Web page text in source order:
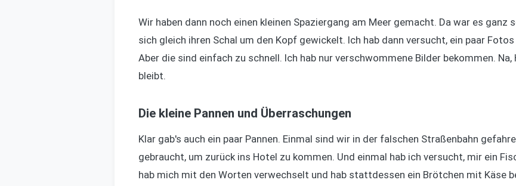
Wir haben dann noch einen kleinen Spaziergang am Meer gemacht. Da war es ganz
sich gleich ihren Schal um den Kopf gewickelt. Ich hab dann versucht, ein paar
Aber die sind einfach zu schnell. Ich hab nur verschwommene Bilder bekommen. Na,
bleibt.
Die kleine Pannen und Überraschungen
Klar gab's auch ein paar Pannen. Einmal sind wir in der falschen Straßenbahn
gebraucht, um zurück ins Hotel zu kommen. Und einmal hab ich versucht, mir ein
hab mich mit den Worten verwechselt und hab stattdessen ein Brötchen mit Käse